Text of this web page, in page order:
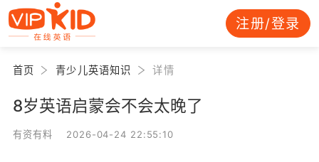
注册/登录
首页 青少儿英语知识 详情
8岁英语启蒙会不会太晚了
有资有料 2026-04-24 22:55:10